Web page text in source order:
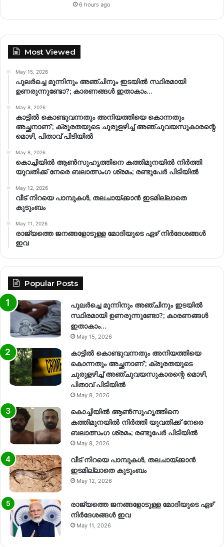
6 hours ago
Most Viewed
May 15, 2026
പുലർച്ചെ മൂന്നിനും അഞ്ചിനും ഇടയിൽ സ്ഥിരമായി
ഉണരുന്നുണ്ടോ?; കാരണങ്ങള്‍ ഇതാകാം…
May 8, 2026
കാട്ടിൽ കൊണ്ടുവന്നതും അനിയത്തിയെ കൊന്നതും
അച്ഛനാണ്’; ക്രൂരതയുടെ ചുരുളഴിച്ച് അഞ്ചുവയസുകാരന്റെ
മൊഴി, പിതാവ് പിടിയിൽ
May 8, 2026
കൊച്ചിയിൽ ആൺസുഹൃത്തിനെ കത്തിമുനയിൽ നിർത്തി
യുവതിക്ക് നേരെ ബലാത്സംഗ​ ശ്രമം; രണ്ടുപേർ പിടിയിൽ
May 12, 2026
വീട് നിറയെ പാമ്പുകൾ, തലചായ്ക്കാൻ ഇടമില്ലാതെ
കുടുംബം
May 11, 2026
രാജ്യത്തെ ജനങ്ങളോടുള്ള മോദിയുടെ ഏഴ് നിര്‍ദേശങ്ങള്‍
ഇവ
Popular Posts
പുലർച്ചെ മൂന്നിനും അഞ്ചിനും ഇടയിൽ
സ്ഥിരമായി ഉണരുന്നുണ്ടോ?; കാരണങ്ങള്‍
ഇതാകാം…
May 15, 2026
കാട്ടിൽ കൊണ്ടുവന്നതും അനിയത്തിയെ
കൊന്നതും അച്ഛനാണ്’; ക്രൂരതയുടെ
ചുരുളഴിച്ച് അഞ്ചുവയസുകാരന്റെ മൊഴി,
പിതാവ് പിടിയിൽ
May 8, 2026
കൊച്ചിയിൽ ആൺസുഹൃത്തിനെ
കത്തിമുനയിൽ നിർത്തി യുവതിക്ക് നേരെ
ബലാത്സംഗ​ ശ്രമം; രണ്ടുപേർ പിടിയിൽ
May 8, 2026
വീട് നിറയെ പാമ്പുകൾ, തലചായ്ക്കാൻ
ഇടമില്ലാതെ കുടുംബം
May 12, 2026
രാജ്യത്തെ ജനങ്ങളോടുള്ള മോദിയുടെ ഏഴ്
നിര്‍ദേശങ്ങള്‍ ഇവ
May 11, 2026